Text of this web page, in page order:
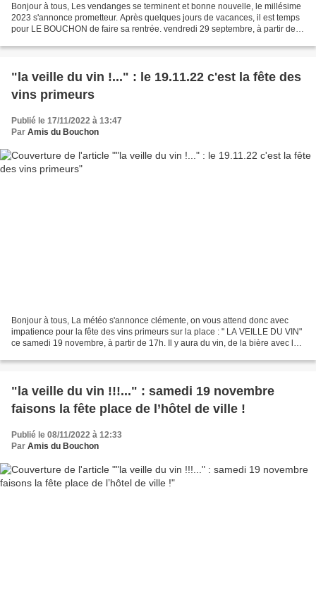
Bonjour à tous, Les vendanges se terminent et bonne nouvelle, le millésime
2023 s'annonce prometteur. Après quelques jours de vacances, il est temps
pour LE BOUCHON de faire sa rentrée. vendredi 29 septembre, à partir de
"la veille du vin !..." : le 19.11.22 c'est la fête des
vins primeurs
Publié le 17/11/2022 à 13:47
Par Amis du Bouchon
Bonjour à tous, La météo s'annonce clémente, on vous attend donc avec
impatience pour la fête des vins primeurs sur la place : " LA VEILLE DU VIN"
ce samedi 19 novembre, à partir de 17h. Il y aura du vin, de la bière avec la
"la veille du vin !!!..." : samedi 19 novembre
faisons la fête place de l’hôtel de ville !
Publié le 08/11/2022 à 12:33
Par Amis du Bouchon